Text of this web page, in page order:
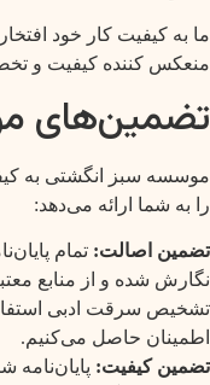
ما به کیفیت کار خود
منعکس کننده کیفیت و
تضمین‌های
موسسه سبز انگشتی به
را به شما ارائه می‌دهد:
تضمین اصالت: تمام
نگارش شده و از منابع
تشخیص سرقت ادبی
اطمینان حاصل می‌کنیم.
تضمین کیفیت: